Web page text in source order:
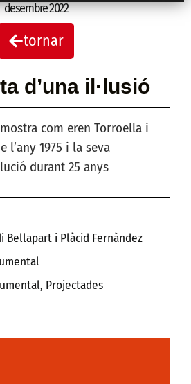
desembre 2022
tornar
d’una il·lusió
com eren Torroella i
l’any 1975 i la seva
durant 25 anys
Bellapart i Plàcid Fernàndez
, Projectades